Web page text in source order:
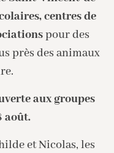
centres de
pour des
près des animaux
aux groupes
août.
et Nicolas, les